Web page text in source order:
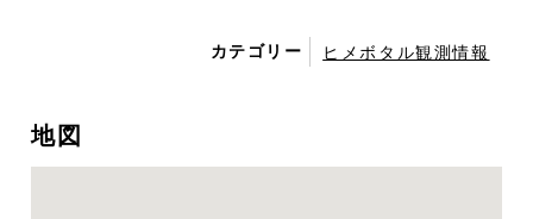
カテゴリー ヒメボタル観測情報
地図